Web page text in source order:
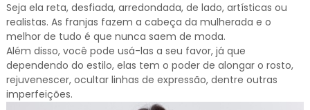
Seja ela reta, desfiada, arredondada, de lado, artísticas ou
realistas. As franjas fazem a cabeça da mulherada e o
melhor de tudo é que nunca saem de moda.
Além disso, você pode usá-las a seu favor, já que
dependendo do estilo, elas tem o poder de alongar o rosto,
rejuvenescer, ocultar linhas de expressão, dentre outras
imperfeições.